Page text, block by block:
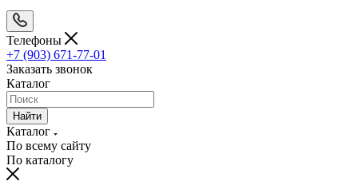
Телефоны
+7 (903) 671-77-01
Заказать звонок
Каталог
Найти
Каталог
По всему сайту
По каталогу